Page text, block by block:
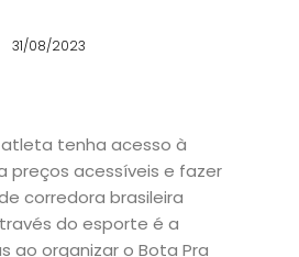
31/08/2023
tenha acesso à
preços acessíveis e fazer
corredora brasileira
do esporte é a
ao organizar o Bota Pra